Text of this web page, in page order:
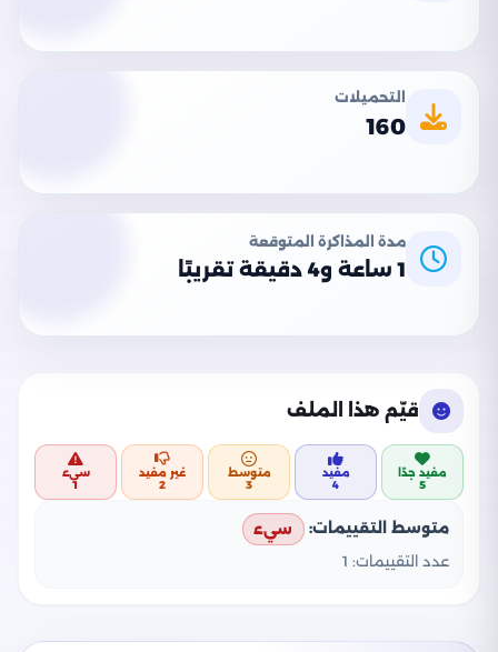
التحميلات
160
مدة المذاكرة المتوقعة
1 ساعة و4 دقيقة تقريبًا
قيّم هذا الملف
مفيد جدًا
5
مفيد
4
متوسط
3
غير مفيد
2
سيء
1
متوسط التقييمات:
سيء
عدد التقييمات: 1